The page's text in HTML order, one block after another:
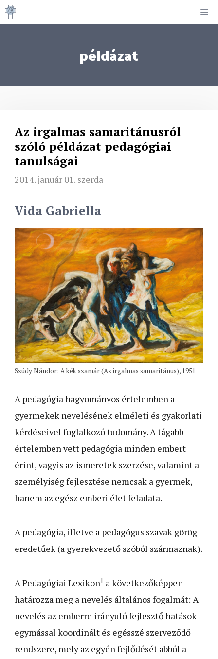
Kilépés
a
példázat
Az irgalmas samaritánusról
szóló példázat pedagógiai
tanulságai
2014. január 01. szerda
Vida Gabriella
Szúdy Nándor: A kék szamár (Az irgalmas samaritánus), 1951
A pedagógia hagyományos értelemben a
gyermekek nevelésének elméleti és gyakorlati
kérdéseivel foglalkozó tudomány. A tágabb
értelemben vett pedagógia minden embert
érint, vagyis az ismeretek szerzése, valamint a
személyiség fejlesztése nemcsak a gyermek,
hanem az egész emberi élet feladata.
A pedagógia, illetve a pedagógus szavak görög
eredetűek (a gyerekvezető szóból származnak).
A Pedagógiai Lexikon1 a következőképpen
határozza meg a nevelés általános fogalmát: A
nevelés az emberre irányuló fejlesztő hatások
egymással koordinált és egésszé szerveződő
rendszere, mely az egyén fejlődését abból a